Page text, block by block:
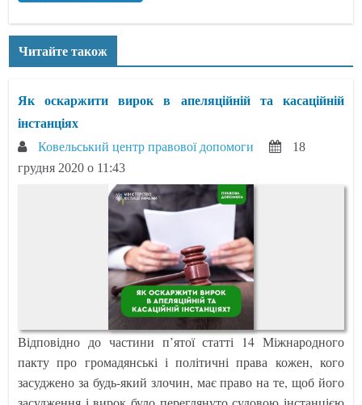
Читайте також
Як оскаржити вирок в апеляційній та касаційній
інстанціях
Ковельський центр правової допомоги
18
грудня 2020 о 11:43
Відповідно до частини п’ятої статті 14 Міжнародного
пакту про громадянські і політичні права кожен, кого
засуджено за будь-який злочин, має право на те, щоб його